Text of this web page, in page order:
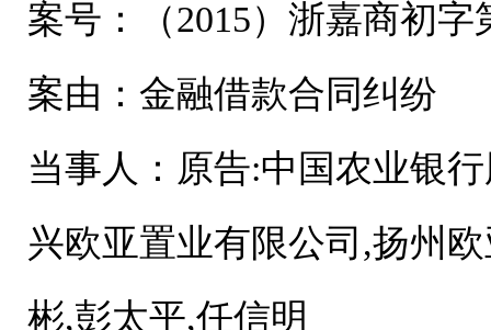
案号：（2015）浙嘉商初字
案由：金融借款合同纠纷
当事人：原告:中国农业银
兴欧亚置业有限公司,扬州
彬,彭太平,任信明